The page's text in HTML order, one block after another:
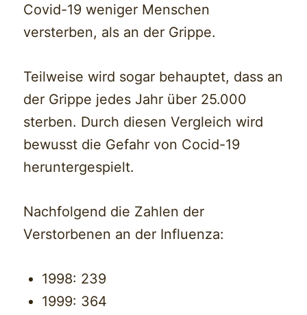
Covid-19 weniger Menschen
versterben, als an der Grippe.
Teilweise wird sogar behauptet, dass an
der Grippe jedes Jahr über 25.000
sterben. Durch diesen Vergleich wird
bewusst die Gefahr von Cocid-19
heruntergespielt.
Nachfolgend die Zahlen der
Verstorbenen an der Influenza:
1998: 239
1999: 364